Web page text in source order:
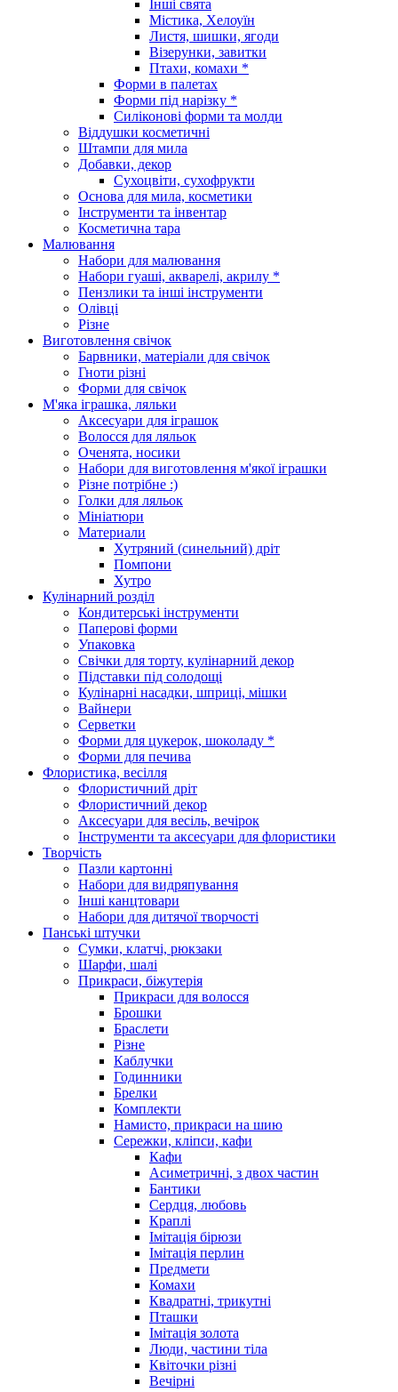
Інші свята
Містика, Хелоуїн
Листя, шишки, ягоди
Візерунки, завитки
Птахи, комахи *
Форми в палетах
Форми під нарізку *
Силіконові форми та молди
Віддушки косметичні
Штампи для мила
Добавки, декор
Сухоцвіти, сухофрукти
Основа для мила, косметики
Інструменти та інвентар
Косметична тара
Малювання
Набори для малювання
Набори гуаші, акварелі, акрилу *
Пензлики та інші інструменти
Олівці
Різне
Виготовлення свічок
Барвники, матеріали для свічок
Гноти різні
Форми для свічок
М'яка іграшка, ляльки
Аксесуари для іграшок
Волосся для ляльок
Оченята, носики
Набори для виготовлення м'якої іграшки
Різне потрібне :)
Голки для ляльок
Мініатюри
Материали
Хутряний (синельний) дріт
Помпони
Хутро
Кулінарний розділ
Кондитерські інструменти
Паперові форми
Упаковка
Свічки для торту, кулінарний декор
Підставки під солодощі
Кулінарні насадки, шприці, мішки
Вайнери
Серветки
Форми для цукерок, шоколаду *
Форми для печива
Флористика, весілля
Флористичний дріт
Флористичний декор
Аксесуари для весіль, вечірок
Інструменти та аксесуари для флористики
Творчість
Пазли картонні
Набори для видряпування
Інші канцтовари
Набори для дитячої творчості
Панські штучки
Сумки, клатчі, рюкзаки
Шарфи, шалі
Прикраси, біжутерія
Прикраси для волосся
Брошки
Браслети
Різне
Каблучки
Годинники
Брелки
Комплекти
Намисто, прикраси на шию
Сережки, кліпси, кафи
Кафи
Асиметричні, з двох частин
Бантики
Сердця, любовь
Краплі
Імітація бірюзи
Імітація перлин
Предмети
Комахи
Квадратні, трикутні
Пташки
Імітація золота
Люди, частини тіла
Квіточки різні
Вечірні